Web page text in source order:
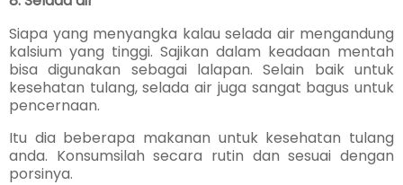
Siapa yang menyangka kalau selada air mengandung
kalsium yang tinggi. Sajikan dalam keadaan mentah
bisa digunakan sebagai lalapan. Selain baik untuk
kesehatan tulang, selada air juga sangat bagus untuk
pencernaan.
Itu dia beberapa makanan untuk kesehatan tulang
anda. Konsumsilah secara rutin dan sesuai dengan
porsinya.